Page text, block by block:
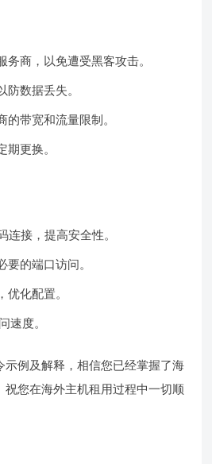
务商，以免遭受黑客攻击。
防数据丢失。
的带宽和流量限制。
期更换。
连接，提高安全性。
要的端口访问。
优化配置。
速度。
示例及解释，相信您已经掌握了海
祝您在海外主机租用过程中一切顺